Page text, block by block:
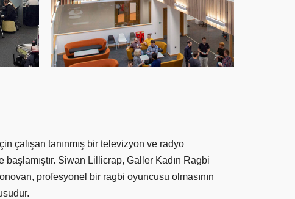
çalışan tanınmış bir televizyon ve radyo
Siwan Lillicrap, Galler Kadın Ragbi
profesyonel bir ragbi oyuncusu olmasının